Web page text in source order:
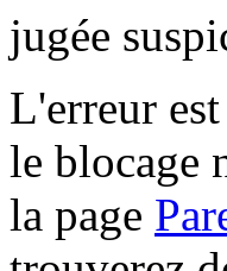
jugée
L'erreur
le blocage
la page